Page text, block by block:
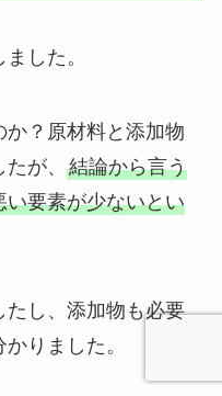
した。
？原材料と添加物
が、
結論から言う
要素が少ないとい
たし、添加物も必要
りました。